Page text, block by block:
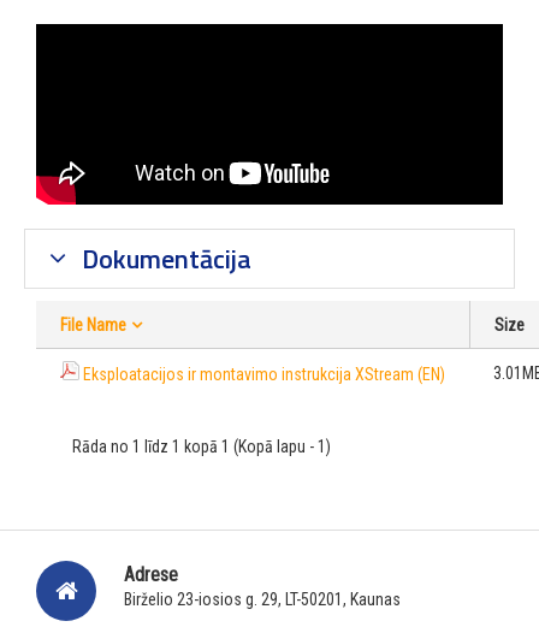
Dokumentācija
File Name Size
Eksploatacijos ir montavimo instrukcija XStream (EN)
Rāda no 1 līdz 1 kopā 1 (Kopā lapu - 1)
Adrese
Birželio 23-iosios g. 29, LT-50201, Kaunas